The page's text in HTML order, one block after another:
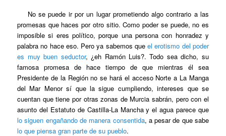
No se puede ir por un lugar prometiendo algo contrario a las
promesas que haces por otro sitio. Como poder se puede, no es
imposible si eres político, porque una persona con honradez y
palabra no hace eso. Pero ya sabemos queel erotismo del poder
es muy buen seductor, ¿eh Ramón Luis?. Todo sea dicho, su
famosa promesa de hace tiempo de que mientras él sea
Presidente de la Región no se hará el acceso Norte a La Manga
del Mar Menor sí que la sigue cumpliendo, intereses que se
cuentan que tiene por otras zonas de Murcia sabrán, pero con el
asunto del Estatuto de Castilla-La Mancha y el agua parece que
lo siguen engañando de manera consentida, a pesar de que sabe
lo que piensa gran parte de su pueblo.